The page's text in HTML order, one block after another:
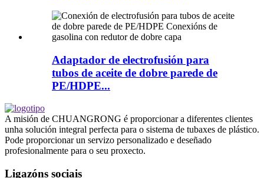
Adaptador de electrofusión para
tubos de aceite de dobre parede de
PE/HDPE...
A misión de CHUANGRONG é proporcionar a diferentes clientes
unha solución integral perfecta para o sistema de tubaxes de plástico.
Pode proporcionar un servizo personalizado e deseñado
profesionalmente para o seu proxecto.
Ligazóns sociais